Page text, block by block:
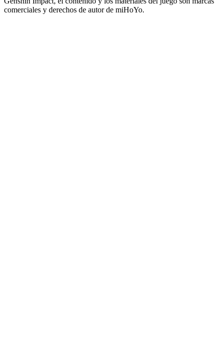
comerciales y derechos de autor de miHoYo.